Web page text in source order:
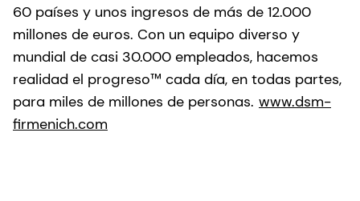
60 países y unos ingresos de más de 12.000
millones de euros. Con un equipo diverso y
mundial de casi 30.000 empleados, hacemos
realidad el progreso™ cada día, en todas partes,
para miles de millones de personas. www.dsm-
firmenich.com